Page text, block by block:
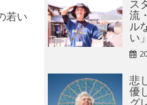
若い
流
ル
い
悲
優
グ